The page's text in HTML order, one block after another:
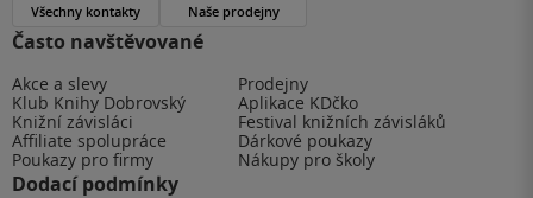
Často navštěvované
Akce a slevy
Prodejny
Klub Knihy Dobrovský
Aplikace KDčko
Knižní závisláci
Festival knižních závisláků
Affiliate spolupráce
Dárkové poukazy
Poukazy pro firmy
Nákupy pro školy
Dodací podmínky
Všechny kontakty Naše prodejny